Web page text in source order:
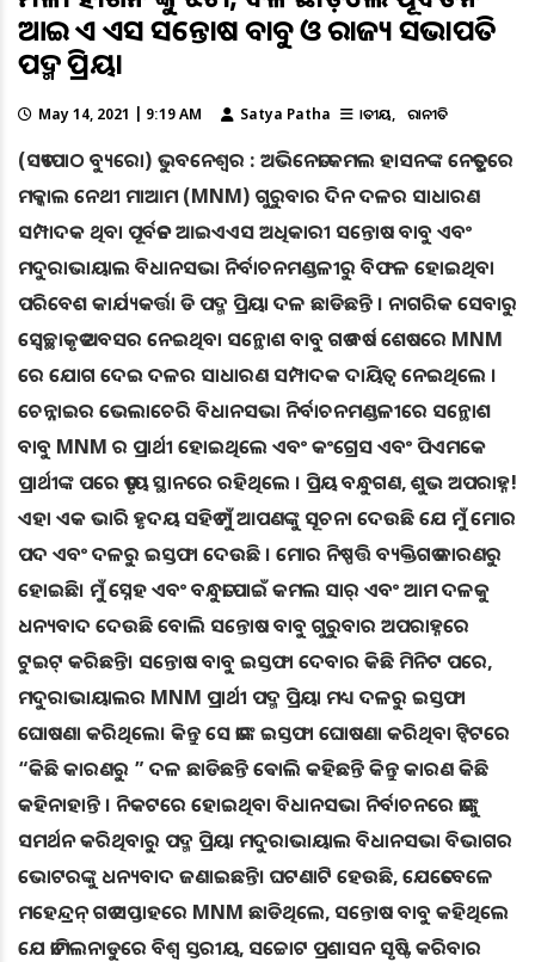
ଆଇ ଏ ଏସ ସନ୍ତୋଷ ବାବୁ ଓ ରାଜ୍ୟ ସଭାପତି
ପଦ୍ମ ପ୍ରିୟା
May 14, 2021 | 9:19 AM Satya Patha ଜାତୀୟ ରାଜନୀତି
(ସତ୍ୟପାଠ ବ୍ୟୁରୋ) ଭୁବନେଶ୍ୱର : ଅଭିନେତା କମଲ ହାସନଙ୍କ ନେତୃତ୍ୱରେ
ମକ୍କାଲ ନେଥୀ ମାଆମ (MNM) ଗୁରୁବାର ଦିନ ଦଳର ସାଧାରଣ
ସମ୍ପାଦକ ଥିବା ପୂର୍ବତନ ଆଇଏଏସ ଅଧିକାରୀ ସନ୍ତୋଷ ବାବୁ ଏବଂ
ମଦୁରାଭାୟାଲ ବିଧାନସଭା ନିର୍ବାଚନମଣ୍ଡଳୀରୁ ବିଫଳ ହୋଇଥିବା
ପରିବେଶ କାର୍ଯ୍ୟକର୍ତ୍ତା ଡି ପଦ୍ମ ପ୍ରିୟା ଦଳ ଛାଡିଛନ୍ତି । ନାଗରିକ ସେବାରୁ
ସ୍ବେଚ୍ଛାକୃତ ଅବସର ନେଇଥିବା ସନ୍ଥୋଶ ବାବୁ ଗତ ବର୍ଷ ଶେଷରେ MNM
ରେ ଯୋଗ ଦେଇ ଦଳର ସାଧାରଣ ସମ୍ପାଦକ ଦାୟିତ୍ୱ ନେଇଥିଲେ ।
ଚେନ୍ନାଇର ଭେଲାଚେରି ବିଧାନସଭା ନିର୍ବାଚନମଣ୍ଡଳୀରେ ସନ୍ଥୋଶ
ବାବୁ MNM ର ପ୍ରାର୍ଥୀ ହୋଇଥିଲେ ଏବଂ କଂଗ୍ରେସ ଏବଂ ପିଏମକେ
ପ୍ରାର୍ଥୀଙ୍କ ପରେ ତୃତୀୟ ସ୍ଥାନରେ ରହିଥିଲେ । ପ୍ରିୟ ବନ୍ଧୁଗଣ, ଶୁଭ ଅପରାହ୍ନ!
ଏହା ଏକ ଭାରି ହୃଦୟ ସହିତ ମୁଁ ଆପଣଙ୍କୁ ସୂଚନା ଦେଉଛି ଯେ ମୁଁ ମୋର
ପଦ ଏବଂ ଦଳରୁ ଇସ୍ତଫା ଦେଉଛି । ମୋର ନିଷ୍ପତ୍ତି ବ୍ୟକ୍ତିଗତ କାରଣରୁ
ହୋଇଛି। ମୁଁ ସ୍ନେହ ଏବଂ ବନ୍ଧୁତା ପାଇଁ କମଲ ସାର୍ ଏବଂ ଆମ ଦଳକୁ
ଧନ୍ୟବାଦ ଦେଉଛି ବୋଲି ସନ୍ତୋଷ ବାବୁ ଗୁରୁବାର ଅପରାହ୍ନରେ
ଟୁଇଟ୍ କରିଛନ୍ତି। ସନ୍ତୋଷ ବାବୁ ଇସ୍ତଫା ଦେବାର କିଛି ମିନିଟ ପରେ,
ମଦୁରାଭାୟାଲର MNM ପ୍ରାର୍ଥୀ ପଦ୍ମ ପ୍ରିୟା ମଧ୍ୟ ଦଳରୁ ଇସ୍ତଫା
ଘୋଷଣା କରିଥିଲେ। କିନ୍ତୁ ସେ ତାଙ୍କ ଇସ୍ତଫା ଘୋଷଣା କରିଥିବା ଟ୍ୱିଟରେ
“କିଛି କାରଣରୁ ” ଦଳ ଛାଡିଛନ୍ତି ଵୋଲି କହିଛନ୍ତି କିନ୍ତୁ କାରଣ କିଛି
କହିନାହାନ୍ତି । ନିକଟରେ ହୋଇଥିବା ବିଧାନସଭା ନିର୍ବାଚନରେ ​​ତାଙ୍କୁ
ସମର୍ଥନ କରିଥିବାରୁ ପଦ୍ମ ପ୍ରିୟା ମଦୁରାଭାୟାଲ ବିଧାନସଭା ବିଭାଗର
ଭୋଟରଙ୍କୁ ଧନ୍ୟବାଦ ଜଣାଇଛନ୍ତି। ଘଟଣାଟି ହେଉଛି, ଯେତେବେଳେ
ମହେନ୍ଦ୍ରନ୍ ଗତ ସପ୍ତାହରେ MNM ଛାଡିଥିଲେ, ସନ୍ତୋଷ ବାବୁ କହିଥିଲେ
ଯେ ତାମିଲନାଡୁରେ ବିଶ୍ୱ ସ୍ତରୀୟ, ସଚ୍ଚୋଟ ପ୍ରଶାସନ ସୃଷ୍ଟି କରିବାର